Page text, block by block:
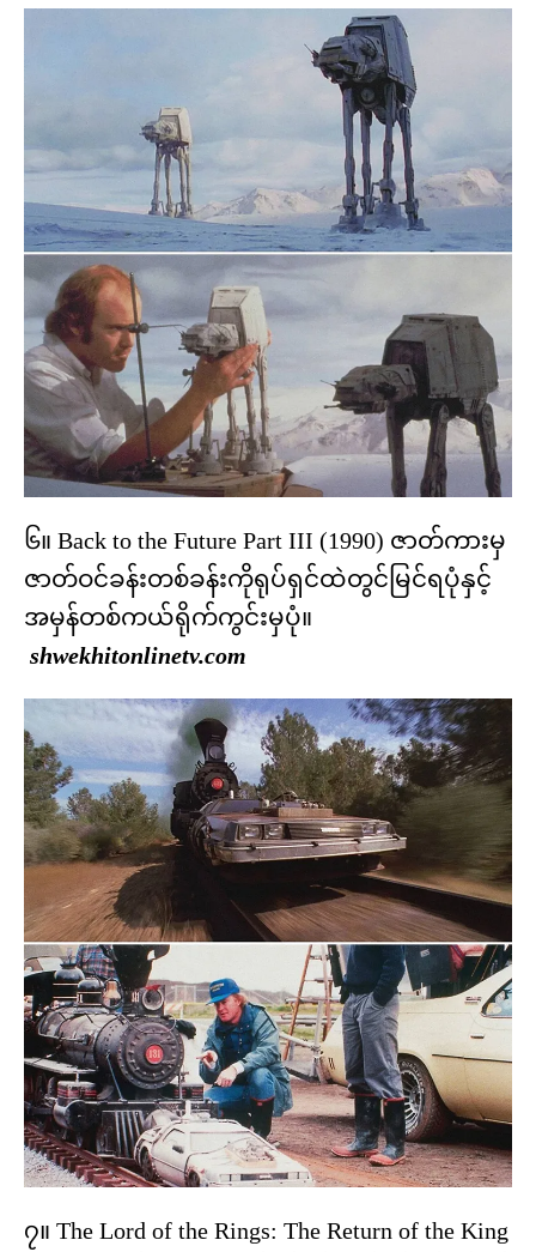
၆။ Back to the Future Part III (1990) ဇာတ်ကားမှ
ဇာတ်ဝင်ခန်းတစ်ခန်းကိုရုပ်ရှင်ထဲတွင်မြင်ရပုံနှင့်
အမှန်တစ်ကယ်ရိုက်ကွင်းမှပုံ။
shwekhitonlinetv.com
၇။ The Lord of the Rings: The Return of the King